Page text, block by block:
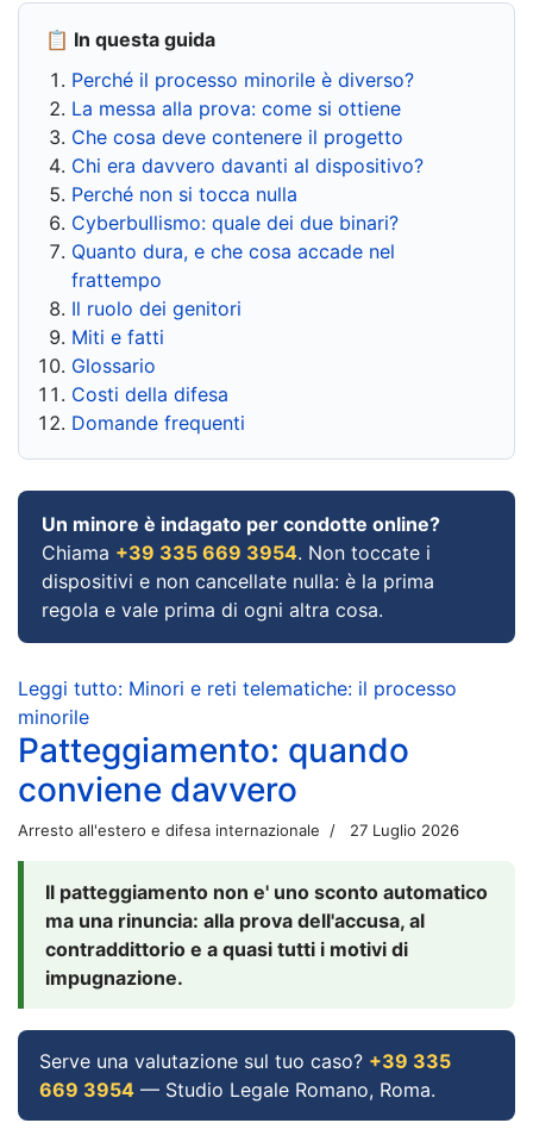
📋 In questa guida
Perché il processo minorile è diverso?
La messa alla prova: come si ottiene
Che cosa deve contenere il progetto
Chi era davvero davanti al dispositivo?
Perché non si tocca nulla
Cyberbullismo: quale dei due binari?
Quanto dura, e che cosa accade nel
frattempo
Il ruolo dei genitori
Miti e fatti
Glossario
Costi della difesa
Domande frequenti
Un minore è indagato per condotte online?
Chiama +39 335 669 3954. Non toccate i
dispositivi e non cancellate nulla: è la prima
regola e vale prima di ogni altra cosa.
Leggi tutto: Minori e reti telematiche: il processo
minorile
Patteggiamento: quando
conviene davvero
Arresto all'estero e difesa internazionale 27 Luglio 2026
Il patteggiamento non e' uno sconto automatico
ma una rinuncia: alla prova dell'accusa, al
contraddittorio e a quasi tutti i motivi di
impugnazione.
Serve una valutazione sul tuo caso? +39 335
669 3954 — Studio Legale Romano, Roma.